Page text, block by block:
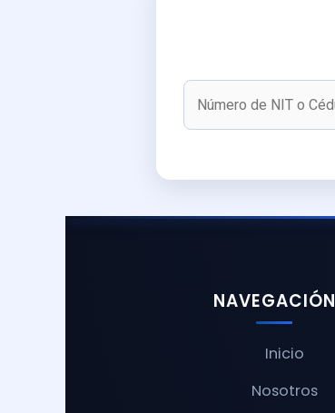
NAVEGACIÓN
Inicio
Nosotros